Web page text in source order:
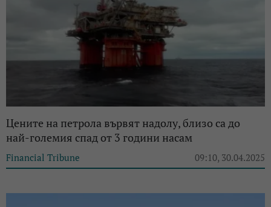
Цените на петрола вървят надолу, близо са до
най-големия спад от 3 години насам
Financial Tribune 09:10, 30.04.2025